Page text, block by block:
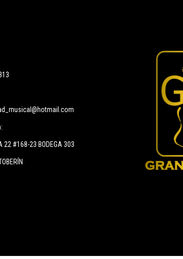
22 #168-23 BODEGA 303